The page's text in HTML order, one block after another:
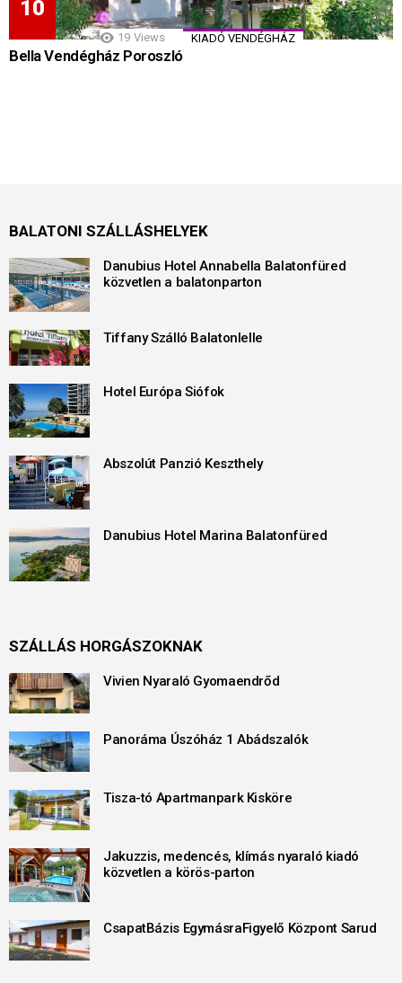
19 Views KIADÓ VENDÉGHÁZ
Bella Vendégház Poroszló
BALATONI SZÁLLÁSHELYEK
Danubius Hotel Annabella Balatonfüred
közvetlen a balatonparton
Tiffany Szálló Balatonlelle
Hotel Európa Siófok
Abszolút Panzió Keszthely
Danubius Hotel Marina Balatonfüred
SZÁLLÁS HORGÁSZOKNAK
Vivien Nyaraló Gyomaendrőd
Panoráma Úszóház 1 Abádszalók
Tisza-tó Apartmanpark Kisköre
Jakuzzis, medencés, klímás nyaraló kiadó
közvetlen a körös-parton
CsapatBázis EgymásraFigyelő Központ Sarud